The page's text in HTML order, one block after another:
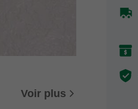
Voir plus